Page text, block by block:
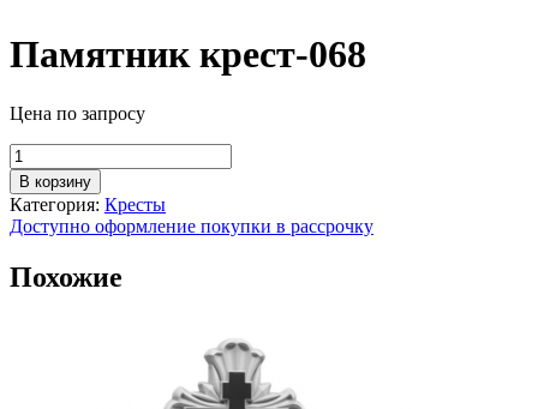
Памятник крест-068
Цена по запросу
Количество
товара
Памятник
крест-068
В корзину
Категория: Кресты
Доступно оформление покупки в рассрочку
Похожие